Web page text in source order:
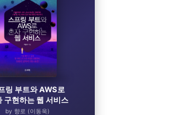
스프링을 제대로 배우고 싶다면, 이것은 필수입
토비의 클린 스프링 - 도메인 모델
1
링 부트와 AWS로
구현하는 웹 서비스
by 향로 (이동욱)